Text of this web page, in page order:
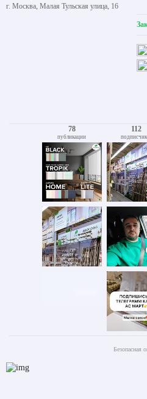
г. Москва, Малая Тульская улица, 16
78
публикации
112
Безопасная